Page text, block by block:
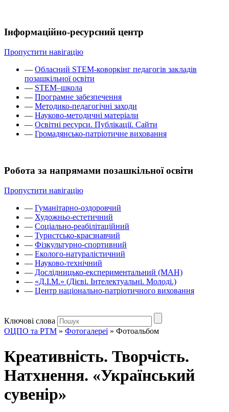
Інформаційно-ресурсний центр
Пропустити навігацію
— Обласний STEM-коворкінг педагогів закладів
позашкільної освіти
— STEM–школа
— Програмне забезпечення
— Методико-педагогічні заходи
— Науково-методичні матеріали
— Освітні ресурси. Публікації. Сайти
— Громадянсько-патріотичне виховання
Робота за напрямами позашкільної освіти
Пропустити навігацію
— Гуманітарно-оздоровчий
— Художньо-естетичний
— Соціально-реабілітаційний
— Туристсько-краєзнавчий
— Фізкультурно-спортивний
— Еколого-натуралістичний
— Науково-технічний
— Дослідницько-експериментальний (МАН)
— «Д.І.М.» (Дієві. Інтелектуальні. Молоді.)
— Центр національно-патріотичного виховання
Ключові слова
ОЦПО та РТМ » Фотогалереї» Фотоальбом
Креативність. Творчість.
Натхнення. «Український
сувенір»